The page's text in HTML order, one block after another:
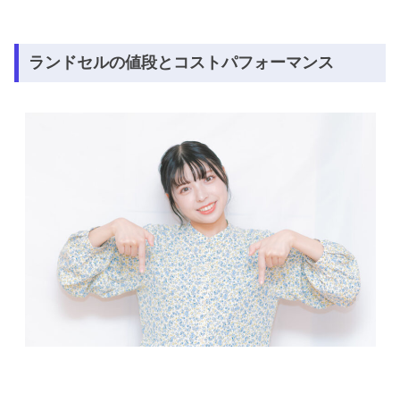
ランドセルの値段とコストパフォーマンス